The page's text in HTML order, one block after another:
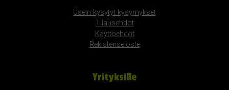
Usein kysytyt kysymykset
Tilausehdot
Käyttöehdot
Rekisteriseloste
Yrityksille